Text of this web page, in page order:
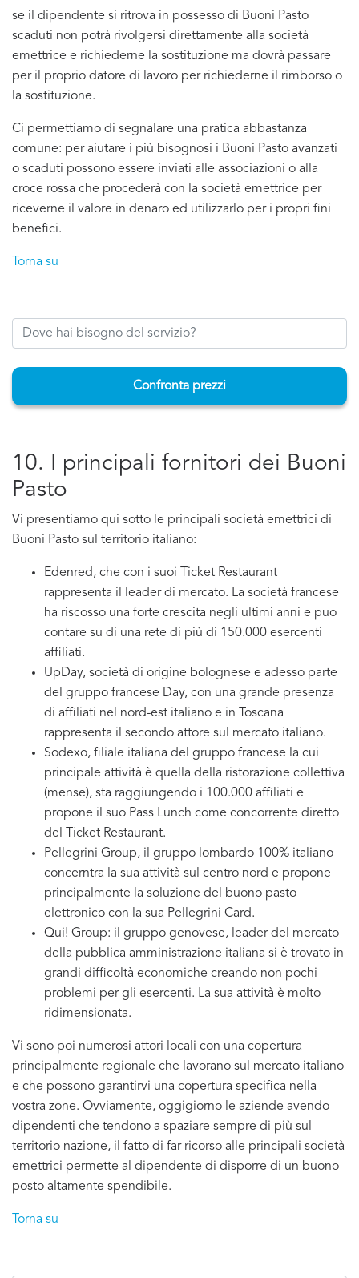
se il dipendente si ritrova in possesso di Buoni Pasto
scaduti non potrà rivolgersi direttamente alla società
emettrice e richiederne la sostituzione ma dovrà passare
per il proprio datore di lavoro per richiederne il rimborso o
la sostituzione.
Ci permettiamo di segnalare una pratica abbastanza
comune: per aiutare i più bisognosi i Buoni Pasto avanzati
o scaduti possono essere inviati alle associazioni o alla
croce rossa che procederà con la società emettrice per
riceverne il valore in denaro ed utilizzarlo per i propri fini
benefici.
Torna su
Confronta prezzi
10. I principali fornitori dei Buoni
Pasto
Vi presentiamo qui sotto le principali società emettrici di
Buoni Pasto sul territorio italiano:
Edenred, che con i suoi Ticket Restaurant
rappresenta il leader di mercato. La società francese
ha riscosso una forte crescita negli ultimi anni e puo
contare su di una rete di più di 150.000 esercenti
affiliati.
UpDay, società di origine bolognese e adesso parte
del gruppo francese Day, con una grande presenza
di affiliati nel nord-est italiano e in Toscana
rappresenta il secondo attore sul mercato italiano.
Sodexo, filiale italiana del gruppo francese la cui
principale attività è quella della ristorazione collettiva
(mense), sta raggiungendo i 100.000 affiliati e
propone il suo Pass Lunch come concorrente diretto
del Ticket Restaurant.
Pellegrini Group, il gruppo lombardo 100% italiano
concerntra la sua attività sul centro nord e propone
principalmente la soluzione del buono pasto
elettronico con la sua Pellegrini Card.
Qui! Group: il gruppo genovese, leader del mercato
della pubblica amministrazione italiana si è trovato in
grandi difficoltà economiche creando non pochi
problemi per gli esercenti. La sua attività è molto
ridimensionata.
Vi sono poi numerosi attori locali con una copertura
principalmente regionale che lavorano sul mercato italiano
e che possono garantirvi una copertura specifica nella
vostra zone. Ovviamente, oggigiorno le aziende avendo
dipendenti che tendono a spaziare sempre di più sul
territorio nazione, il fatto di far ricorso alle principali società
emettrici permette al dipendente di disporre di un buono
posto altamente spendibile.
Torna su